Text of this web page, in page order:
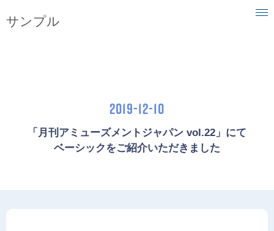
サンプル
目指す社会
ニュース
2019-12-10
「月刊アミューズメントジャパン vol.22」にて
ベーシックをご紹介いただきました